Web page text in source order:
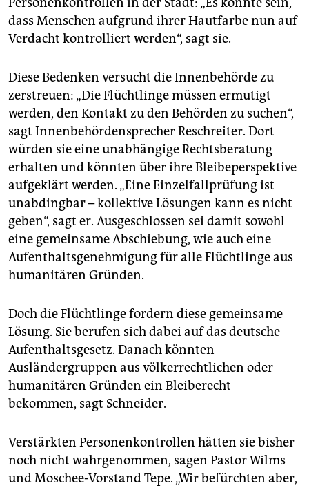
dass Menschen aufgrund ihrer Hautfarbe nun auf
Verdacht kontrolliert werden“, sagt sie.
Diese Bedenken versucht die Innenbehörde zu
zerstreuen: „Die Flüchtlinge müssen ermutigt
werden, den Kontakt zu den Behörden zu suchen“,
sagt Innenbehördensprecher Reschreiter. Dort
würden sie eine unabhängige Rechtsberatung
erhalten und könnten über ihre Bleibeperspektive
aufgeklärt werden. „Eine Einzelfallprüfung ist
unabdingbar – kollektive Lösungen kann es nicht
geben“, sagt er. Ausgeschlossen sei damit sowohl
eine gemeinsame Abschiebung, wie auch eine
Aufenthaltsgenehmigung für alle Flüchtlinge aus
humanitären Gründen.
Doch die Flüchtlinge fordern diese gemeinsame
Lösung. Sie berufen sich dabei auf das deutsche
Aufenthaltsgesetz. Danach könnten
Ausländergruppen aus völkerrechtlichen oder
humanitären Gründen ein Bleiberecht
bekommen, sagt Schneider.
Verstärkten Personenkontrollen hätten sie bisher
noch nicht wahrgenommen, sagen Pastor Wilms
und Moschee-Vorstand Tepe. „Wir befürchten aber,